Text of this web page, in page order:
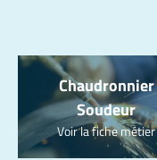
Chaudronnier
Soudeur
Voir la fiche métier